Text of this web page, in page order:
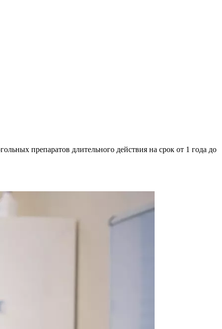
препаратов длительного действия на срок от 1 года до